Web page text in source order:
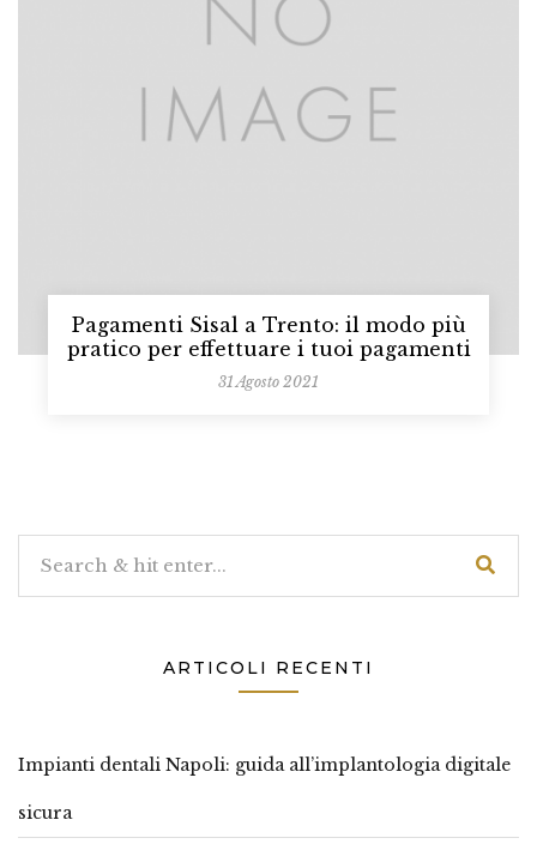
Pagamenti Sisal a Trento: il modo più
pratico per effettuare i tuoi pagamenti
31 Agosto 2021
ARTICOLI RECENTI
Impianti dentali Napoli: guida all’implantologia digitale
sicura